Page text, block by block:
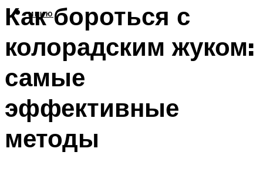
МЕНЮ
Как бороться с
колорадским жуком:
самые
эффективные
методы